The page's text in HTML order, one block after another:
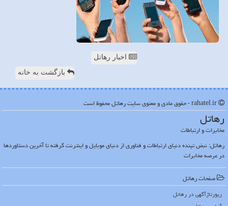
اخبار رهاتل
بازگشت به خانه
رهاتل
مخابرات و ارتباطات
رهاتل: نبض تپنده دنیای ارتباطات و فناوری از دنیای موبایل و اینترنت گرفته تا آخرین دستاوردها
در عرصه مخابرات
صفحات رهاتل
رپورتاژآگهی در رهاتل